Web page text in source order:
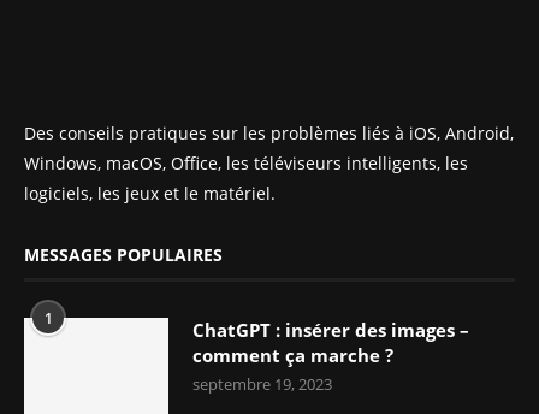
Des conseils pratiques sur les problèmes liés à iOS, Android,
Windows, macOS, Office, les téléviseurs intelligents, les
logiciels, les jeux et le matériel.
MESSAGES POPULAIRES
1
ChatGPT : insérer des images –
comment ça marche ?
septembre 19, 2023